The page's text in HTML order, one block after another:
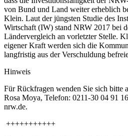
von Bund und Land weiter erheblich
Klein. Laut der jüngsten Studie des
Wirtschaft (IW) stand NRW 2017 bei
Ländervergleich an vorletzter Stelle.
eigener Kraft werden sich die
langfristig aus der Verschuldung
Hinweis
Für Rückfragen wenden Sie sich bitte
Rosa Moya, Telefon: 0211-30 04 91
nrw.de.
+++++++++++